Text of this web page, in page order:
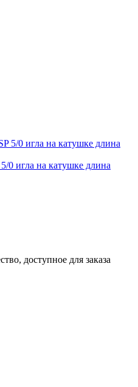
игла на катушке длина
доступное для заказа